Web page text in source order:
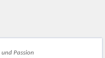
und Passion